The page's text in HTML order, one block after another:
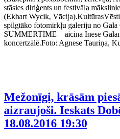
stāsies diriģents un festivāla
(Ekhart Wycik,
spilgtāko fotomirkļu galeriju no Gala
SUMMERTIME – aicina Inese
koncertzālē.Foto: Agnese Tauriņa,
Mežonīgi, krāsām
aizraujoši. Ieskats
18.08.2016 19:30